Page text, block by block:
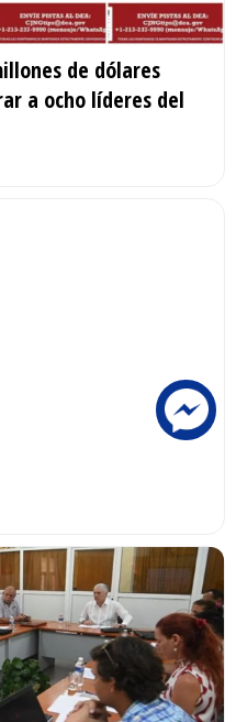
de dólares
a ocho líderes del